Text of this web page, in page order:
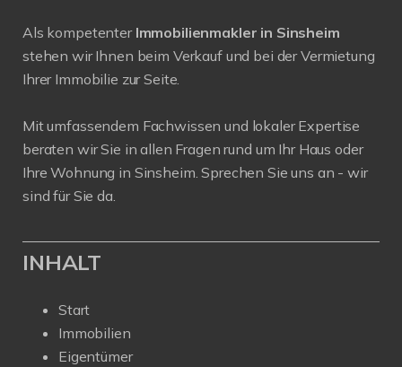
Als kompetenter Immobilienmakler in Sinsheim
stehen wir Ihnen beim Verkauf und bei der Vermietung
Ihrer Immobilie zur Seite.
Mit umfassendem Fachwissen und lokaler Expertise
beraten wir Sie in allen Fragen rund um Ihr Haus oder
Ihre Wohnung in Sinsheim. Sprechen Sie uns an - wir
sind für Sie da.
INHALT
Start
Immobilien
Eigentümer